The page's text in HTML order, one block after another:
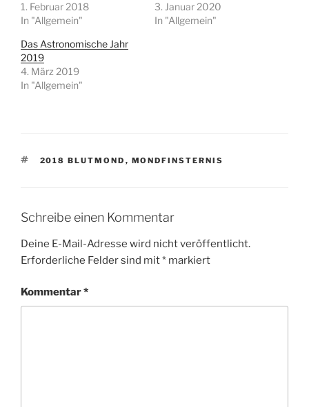
1. Februar 2018
In "Allgemein"
3. Januar 2020
In "Allgemein"
Das Astronomische Jahr
2019
4. März 2019
In "Allgemein"
SCHLAGWÖRTER
2018 BLUTMOND , MONDFINSTERNIS
Schreibe einen Kommentar
Deine E-Mail-Adresse wird nicht veröffentlicht.
Erforderliche Felder sind mit* markiert
Kommentar*